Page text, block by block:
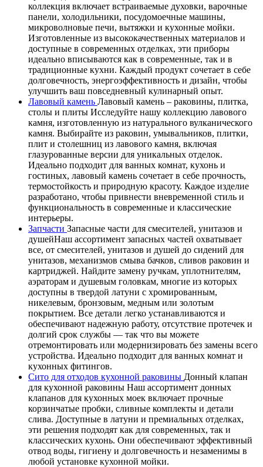
коллекция включает встраиваемые духовки, варочные
панели, холодильники, посудомоечные машины,
микроволновые печи, вытяжки и кухонные мойки.
Изготовленные из высококачественных материалов и
доступные в современных отделках, эти приборы
идеально вписываются как в современные, так и в
традиционные кухни. Каждый продукт сочетает в себе
долговечность, энергоэффективность и дизайн, чтобы
улучшить ваш повседневный кулинарный опыт.
Лавовый камень Лавовый камень – раковины, плитка,
столы и плиты Исследуйте нашу коллекцию лавового
камня, изготовленную из натурального вулканического
камня. Выбирайте из раковин, умывальников, плитки,
плит и столешниц из лавового камня, включая
глазурованные версии для уникальных отделок.
Идеально подходит для ванных комнат, кухонь и
гостиных, лавовый камень сочетает в себе прочность,
термостойкость и природную красоту. Каждое изделие
разработано, чтобы привнести вневременной стиль и
функциональность в современные и классические
интерьеры.
Запчасти Запасные части для смесителей, унитазов и
душейНаш ассортимент запасных частей охватывает
все, от смесителей, унитазов и душей до сидений для
унитазов, механизмов смыва бачков, сливов раковин и
картриджей. Найдите замену ручкам, уплотнителям,
аэраторам и душевым головкам, многие из которых
доступны в твердой латуни с хромированным,
никелевым, бронзовым, медным или золотым
покрытием. Все детали легко устанавливаются и
обеспечивают надежную работу, отсутствие протечек и
долгий срок службы — так что вы можете
отремонтировать или модернизировать без замены всего
устройства. Идеально подходит для ванных комнат и
кухонных фитингов.
Сито для отходов кухонной раковины Донный клапан
для кухонной раковины Наш ассортимент донных
клапанов для кухонных моек включает прочные
корзинчатые пробки, сливные комплекты и детали
слива. Доступные в латуни и премиальных отделках,
эти решения подходят как для современных, так и
классических кухонь. Они обеспечивают эффективный
отвод воды, гигиену и долговечность и незаменимы в
любой установке кухонной мойки.